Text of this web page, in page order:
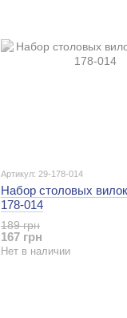
Артикул: 29-178-014
Набор столовых
178-014
189 грн
167 грн
Нет в наличии